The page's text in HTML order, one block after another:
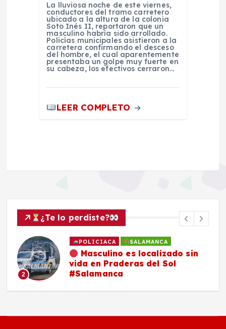
La lluviosa noche de este viernes,
conductores del tramo carretero
ubicado a la altura de la colonia
Soto Inés II, reportaron que un
masculino habría sido arrollado.
Policías municipales asistieron a la
carretera confirmando el desceso
del hombre, el cual aparentemente
presentaba un golpe muy fuerte en
su cabeza, los efectivos cerraron…
LEER COMPLETO
¿Te lo perdiste?
3
SALAMANCA
Familia de Daniel Flores
continúa en su búsqueda y pide
compartir ficha de localización